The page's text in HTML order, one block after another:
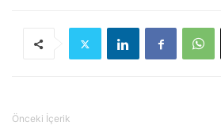
Önceki İçerik